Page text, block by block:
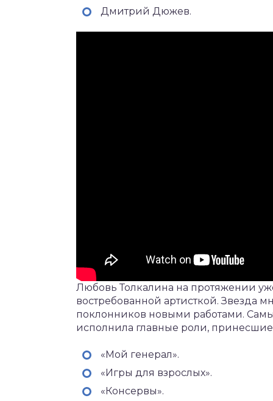
Дмитрий Дюжев.
Любовь Толкалина на протяжении
востребованной артисткой. Звезда
поклонников новыми работами.
исполнила главные роли,
«Мой генерал».
«Игры для взрослых».
«Консервы».